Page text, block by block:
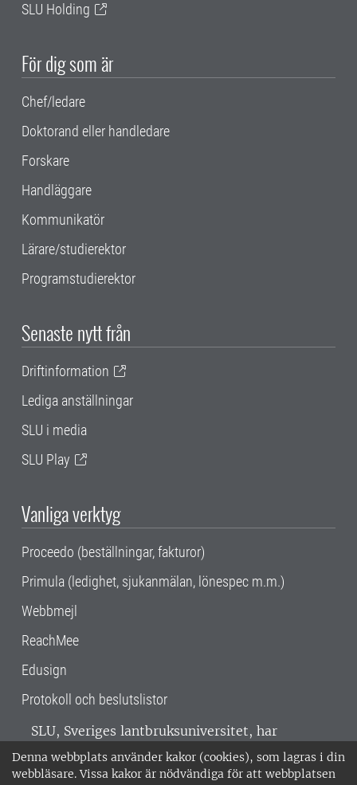
Denna webbplats använder kakor (cookies), som lagras i din
webbläsare. Vissa kakor är nödvändiga för att webbplatsen
SLU Holding
För dig som är
Chef/ledare
Doktorand eller handledare
Forskare
Handläggare
Kommunikatör
Lärare/studierektor
Programstudierektor
Senaste nytt från
Driftinformation
Lediga anställningar
SLU i media
SLU Play
Vanliga verktyg
Proceedo (beställningar, fakturor)
Primula (ledighet, sjukanmälan, lönespec m.m.)
Webbmejl
ReachMee
Edusign
Protokoll och beslutslistor
SLU, Sveriges lantbruksuniversitet, har
verksamhet över hela Sverige. Huvudorter är
Alnarp, Uppsala och Umeå.SLU är